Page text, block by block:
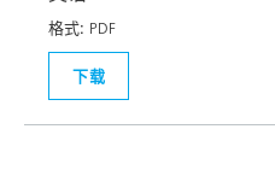
格式: PDF
下载